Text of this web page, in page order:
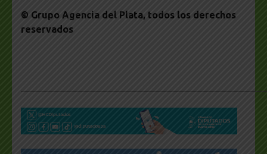
© Grupo Agencia del Plata, todos los derechos
reservados